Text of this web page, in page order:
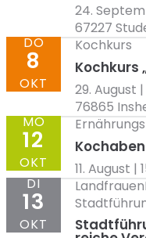
24.
67227
Kochkurs
Kochkurs
29. August |
76865
DO
8
OKT
11. August |
MO
12
OKT
DI
13
OKT